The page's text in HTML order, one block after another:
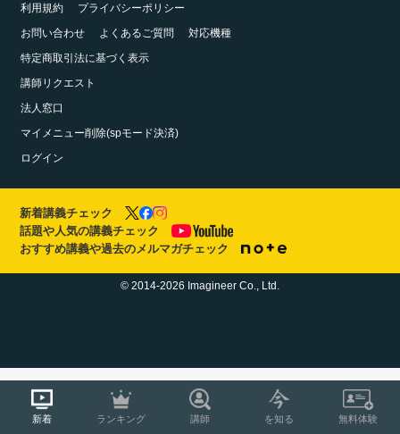
利用規約
プライバシーポリシー
お問い合わせ
よくあるご質問
対応機種
特定商取引法に基づく表示
講師リクエスト
法人窓口
マイメニュー削除(spモード決済)
ログイン
新着講義チェック
話題や人気の講義チェック
おすすめ講義や過去のメルマガチェック
© 2014-2026 Imagineer Co., Ltd.
新着 ランキング 講師 を知る 無料体験